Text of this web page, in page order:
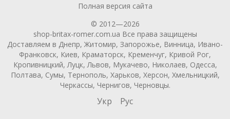
Полная версия сайта
© 2012—2026
shop-britax-romer.com.ua Все права защищены
Доставляем в Днепр, Житомир, Запорожье, Винница, Ивано-
Франковск, Киев, Краматорск, Кременчуг, Кривой Рог,
Кропивницкий, Луцк, Львов, Мукачево, Николаев, Одесса,
Полтава, Сумы, Тернополь, Харьков, Херсон, Хмельницкий,
Черкассы, Чернигов, Черновцы.
Укр Рус